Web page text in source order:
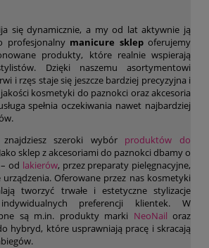
się dynamicznie, a my od lat aktywnie ją
profesjonalny manicure sklepoferujemy
produkty, które realnie wspierają
Dzięki naszemu asortymentowi
i rzęs staje się jeszcze bardziej precyzyjna i
kosmetyki do paznokci oraz akcesoria
spełnia oczekiwania nawet najbardziej
szeroki wybór produktów do
sklep z akcesoriami do paznokci dbamy o
od lakierów, przez preparaty pielęgnacyjne,
Oferowane przez nas kosmetyki
tworzyć trwałe i estetyczne stylizacje
preferencji klientek. W
są m.in. produkty marki NeoNailoraz
hybryd, które usprawniają pracę i skracają